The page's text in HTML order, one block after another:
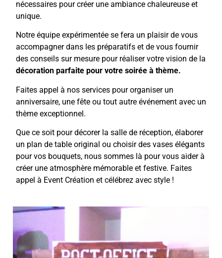
nécessaires pour créer une ambiance chaleureuse et
unique.
Notre équipe expérimentée se fera un plaisir de vous
accompagner dans les préparatifs et de vous fournir
des conseils sur mesure pour réaliser votre vision de la
décoration parfaite pour votre soirée à thème.
Faites appel à nos services pour organiser un
anniversaire, une fête ou tout autre événement avec un
thème exceptionnel.
Que ce soit pour décorer la salle de réception, élaborer
un plan de table original ou choisir des vases élégants
pour vos bouquets, nous sommes là pour vous aider à
créer une atmosphère mémorable et festive. Faites
appel à Event Création et célébrez avec style !